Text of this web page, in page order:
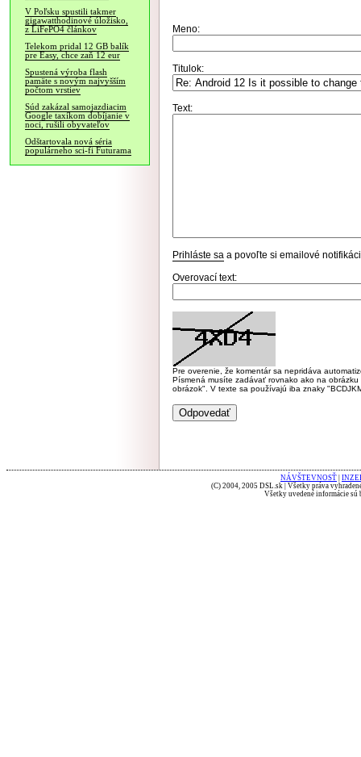
V Poľsku spustili takmer
gigawatthodinové úložisko,
z LiFePO4 článkov
Telekom pridal 12 GB balík
pre Easy, chce zaň 12 eur
Spustená výroba flash
pamäte s novým najvyšším
počtom vrstiev
Súd zakázal samojazdiacim
Google taxíkom dobíjanie v
noci, rušili obyvateľov
Odštartovala nová séria
populárneho sci-fi Futurama
Meno:
Titulok:
Text:
Prihláste sa a povoľte si emailové
Overovací text:
Pre overenie, že komentár sa nepridáva
Písmená musíte zadávať rovnako ako na
obrázok". V texte sa používajú iba znaky
NÁVŠTEVNOSŤ
(C) 2004, 2005 DSL.sk | Všetky práva
Všetky uvedené informácie sú